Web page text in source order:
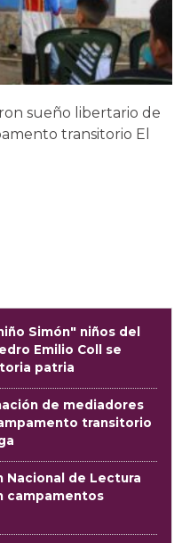
sueño libertario de
transitorio El
Simón" niños del
Emilio Coll se
patria
de mediadores
transitorio
Nacional de Lectura
campamentos